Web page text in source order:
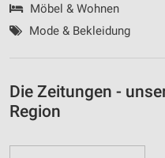
Möbel & Wohnen
Mode & Bekleidung
Die Zeitungen -
Region